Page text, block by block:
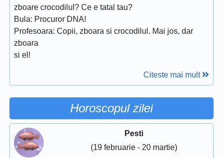
zboare crocodilul? Ce e tatal tau?
Bula: Procuror DNA!
Profesoara: Copii, zboara si crocodilul. Mai jos, dar
zboara
si el!
Citeste mai mult
Horoscopul zilei
Pesti
(19 februarie - 20 martie)